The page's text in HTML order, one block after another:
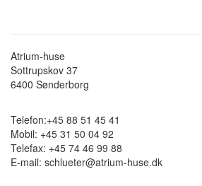
Atrium-huse
Sottrupskov 37
6400 Sønderborg
Telefon:+45 88 51 45 41
Mobil: +45 31 50 04 92
Telefax: +45 74 46 99 88
E-mail: schlueter@atrium-huse.dk